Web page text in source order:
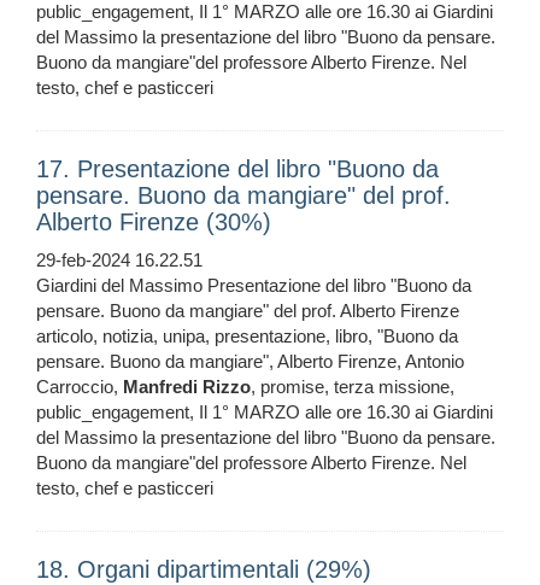
public_engagement, Il 1° MARZO alle ore 16.30 ai Giardini
del Massimo la presentazione del libro "Buono da pensare.
Buono da mangiare"del professore Alberto Firenze. Nel
testo, chef e pasticceri
17. Presentazione del libro "Buono da
pensare. Buono da mangiare" del prof.
Alberto Firenze (30%)
29-feb-2024 16.22.51
Giardini del Massimo Presentazione del libro "Buono da
pensare. Buono da mangiare" del prof. Alberto Firenze
articolo, notizia, unipa, presentazione, libro, "Buono da
pensare. Buono da mangiare", Alberto Firenze, Antonio
Carroccio, Manfredi Rizzo, promise, terza missione,
public_engagement, Il 1° MARZO alle ore 16.30 ai Giardini
del Massimo la presentazione del libro "Buono da pensare.
Buono da mangiare"del professore Alberto Firenze. Nel
testo, chef e pasticceri
18. Organi dipartimentali (29%)